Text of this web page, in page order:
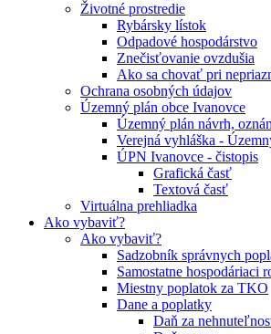
Životné prostredie
Rybársky lístok
Odpadové hospodárstvo
Znečisťovanie ovzdušia
Ako sa chovať pri
Ochrana osobných údajov
Územný plán obce Ivanovce
Územný plán návrh,
Verejná vyhláška -
ÚPN Ivanovce - čistopis
Grafická časť
Textová časť
Virtuálna prehliadka
Ako vybaviť?
Ako vybaviť?
Sadzobník správnych
Samostatne hospodáriaci
Miestny poplatok za TKO
Dane a poplatky
Daň za